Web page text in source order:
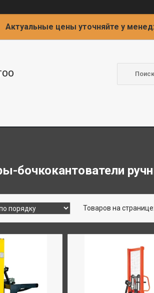
Актуальные цены уточняйте у
бочкокантователи